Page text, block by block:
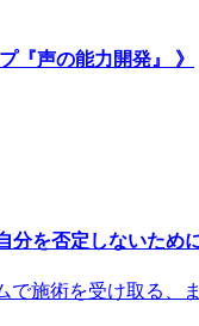
『声の能力開発』 》
を否定しないため
で施術を受け取る、